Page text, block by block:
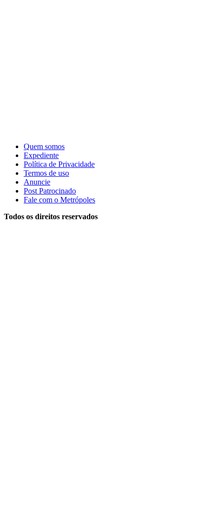
Quem somos
Expediente
Política de Privacidade
Termos de uso
Anuncie
Post Patrocinado
Fale com o Metrópoles
Todos os direitos reservados